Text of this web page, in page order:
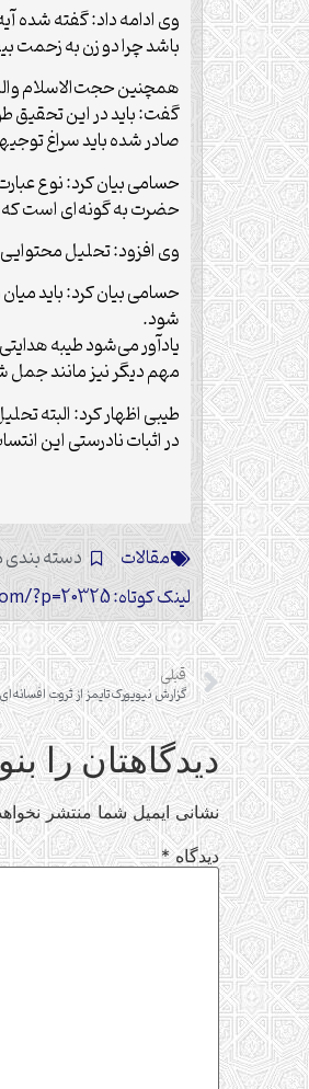
وی ادامه داد: گفته شده
باشد چرا دو زن به زحمت
همچنین حجت‌الاسلام
گفت: باید در این تحقیق
صادر شده باید سراغ
حسامی بیان کرد: نوع
حضرت به گونه‌ای است که
وی افزود: تحلیل
شود.
یادآور می‌شود طیبه
مهم دیگر نیز مانند
طیبی اظهار کرد: البته
در اثبات نادرستی این
مقالات دسته
لینک کوتاه: https://sokhanetarikh.com/?p=20325
قبلی
گزارش نیویورک‌تایمز از ثروت
دیدگاهتان را
نشانی ایمیل شما منتشر
دیدگاه*